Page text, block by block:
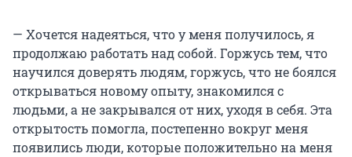
— Хочется надеяться, что у меня получилось, я
продолжаю работать над собой. Горжусь тем, что
научился доверять людям, горжусь, что не боялся
открываться новому опыту, знакомился с
людьми, а не закрывался от них, уходя в себя. Эта
открытость помогла, постепенно вокруг меня
появились люди, которые положительно на меня